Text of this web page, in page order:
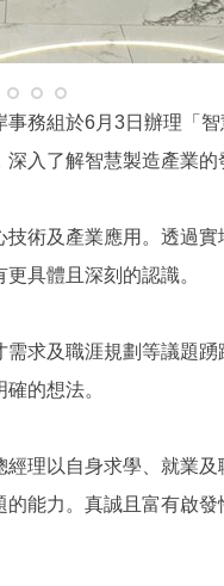
務組於6月3日辦理「
入了解智慧製造產業的
術及產業應用。透過
具體且深刻的認識。
求及職涯規劃等議題
的想法。
理以自身求學、就業
能力。真誠且富有啟